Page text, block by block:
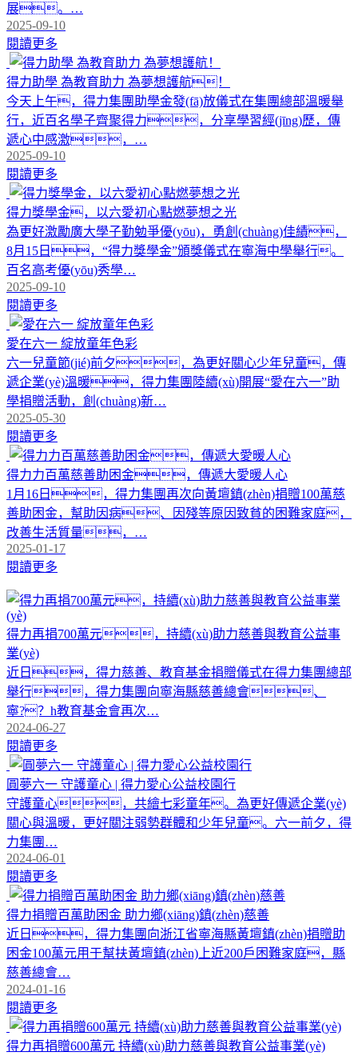
展。…
2025-09-10
閱讀更多
得力助學 為教育助力 為夢想護航！
今天上午，得力集團助學金發(fā)放儀式在集團總部溫暖舉
行，近百名學子齊聚得力，分享學習經(jīng)歷，傳
遞心中感激，…
2025-09-10
閱讀更多
得力獎學金，以六愛初心點燃夢想之光
為更好激勵廣大學子勤勉爭優(yōu)，勇創(chuàng)佳績，
8月15日，“得力獎學金”頒獎儀式在寧海中學舉行。
百名高考優(yōu)秀學…
2025-09-10
閱讀更多
愛在六一 綻放童年色彩
六一兒童節(jié)前夕，為更好關心少年兒童，傳
遞企業(yè)溫暖，得力集團陸續(xù)開展“愛在六一”助
學捐贈活動，創(chuàng)新…
2025-05-30
閱讀更多
得力力百萬慈善助困金，傳遞大愛暖人心
1月16日，得力集團再次向黃壇鎮(zhèn)捐贈100萬慈
善助困金，幫助因病、因殘等原因致貧的困難家庭，
改善生活質量，…
2025-01-17
閱讀更多
得力再捐700萬元，持續(xù)助力慈善與教育公益事
業(yè)
近日，得力慈善、教育基金捐贈儀式在得力集團總部
舉行，得力集團向寧海縣慈善總會、
寧?？h教育基金會再次…
2024-06-27
閱讀更多
圓夢六一 守護童心 | 得力愛心公益校園行
守護童心，共繪七彩童年。為更好傳遞企業(yè)
關心與溫暖，更好關注弱勢群體和少年兒童。六一前夕，得
力集團…
2024-06-01
閱讀更多
得力捐贈百萬助困金 助力鄉(xiāng)鎮(zhèn)慈善
近日，得力集團向浙江省寧海縣黃壇鎮(zhèn)捐贈助
困金100萬元用于幫扶黃壇鎮(zhèn)上近200戶困難家庭，縣
慈善總會…
2024-01-16
閱讀更多
得力再捐贈600萬元 持續(xù)助力慈善與教育公益事業(yè)